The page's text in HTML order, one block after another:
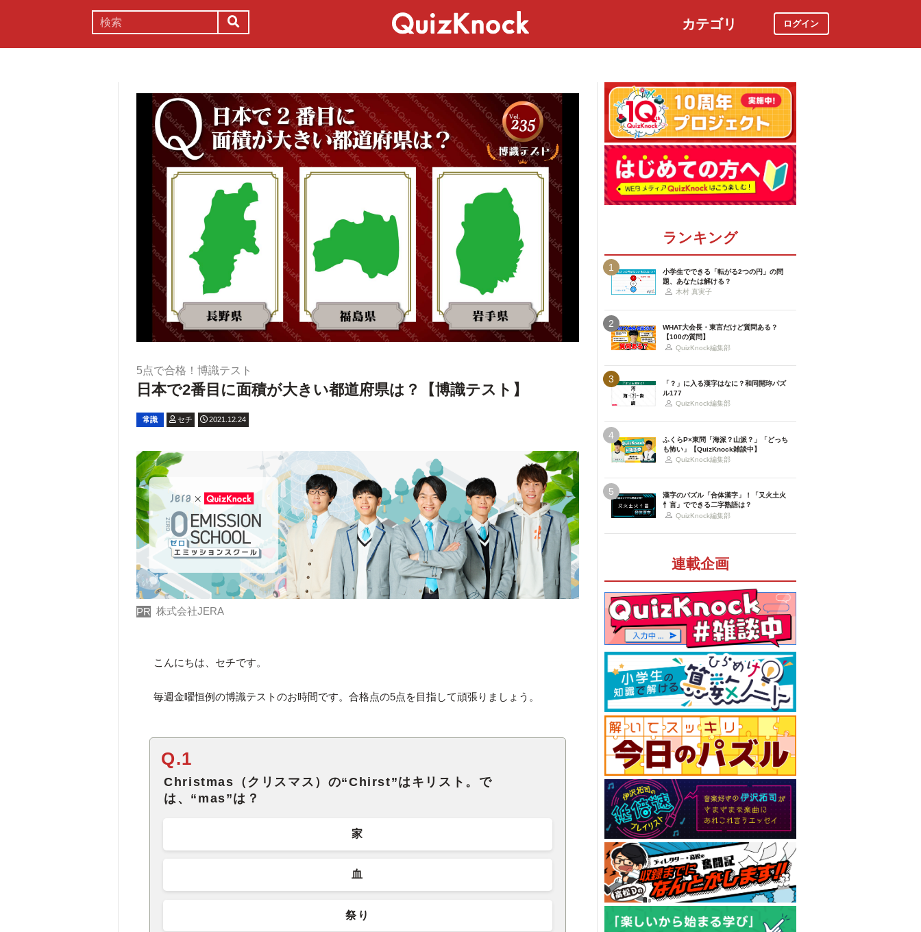
カテゴリ ログイン
5点で合格！博識テスト
日本で2番目に面積が大きい都道府県は？【博識テスト】
常識 セチ 2021.12.24
PR 株式会社JERA
こんにちは、セチです。
毎週金曜恒例の博識テストのお時間です。合格点の5点を目指して頑張りましょう。
Q.1
Christmas（クリスマス）の“Chirst”はキリスト。で
は、“mas”は？
家
血
祭り
ランキング
1
小学生でできる「転がる2つの円」の問
題、あなたは解ける？
木村 真実子
2
WHAT大会長・東言だけど質問ある？
【100の質問】
QuizKnock編集部
3
「？」に入る漢字はなに？和同開珎パズ
ル177
QuizKnock編集部
4
ふくらP×東問「海派？山派？」「どっち
も怖い」【QuizKnock雑談中】
QuizKnock編集部
5
漢字のパズル「合体漢字」！「又火土火
忄言」でできる二字熟語は？
QuizKnock編集部
連載企画